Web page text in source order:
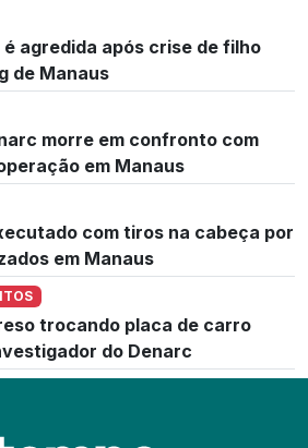
agredida após crise de filho
de Manaus
morre em confronto com
em Manaus
com tiros na cabeça por
em Manaus
trocando placa de carro
do Denarc